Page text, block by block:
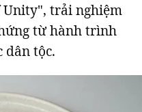
Unity", trải nghiệm
từ hành trình
dân tộc.